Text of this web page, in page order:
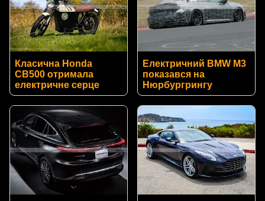
Класична Honda
CB500 отримала
електричне серце
Електричний BMW M3
показався на
Нюрбургрингу